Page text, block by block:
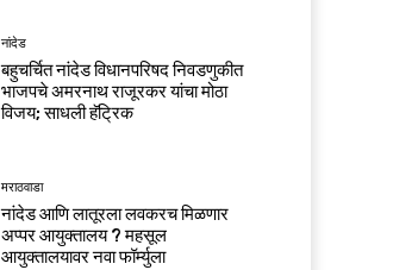
नांदेड
बहुचर्चित नांदेड विधानपरिषद निवडणुकीत
भाजपचे अमरनाथ राजूरकर यांचा मोठा
विजय; साधली हॅट्रिक
मराठवाडा
नांदेड आणि लातूरला लवकरच मिळणार
अप्पर आयुक्तालय ? महसूल
आयुक्तालयावर नवा फॉर्म्युला